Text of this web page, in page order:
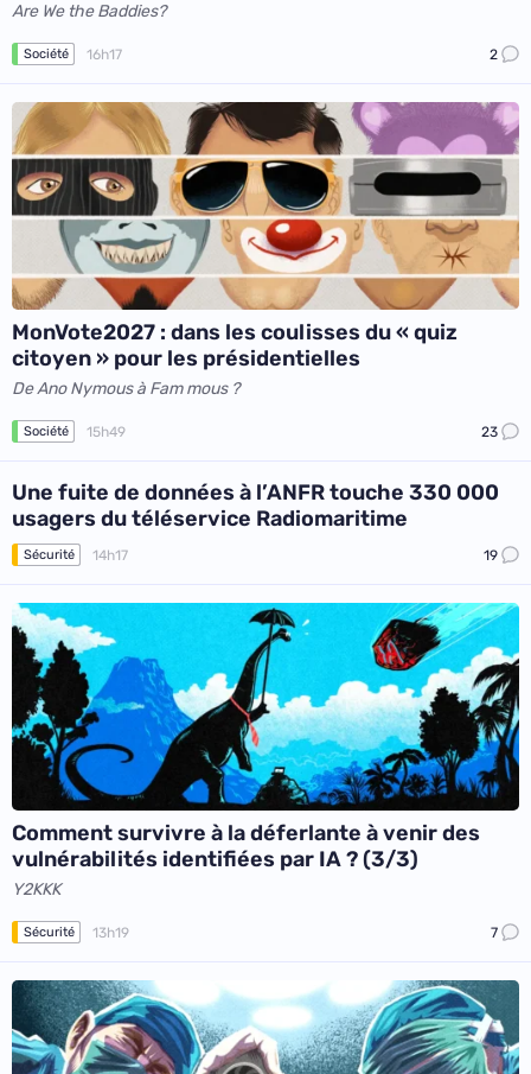
Are We the Baddies?
Société 16h17 2
MonVote2027 : dans les coulisses du « quiz
citoyen » pour les présidentielles
De Ano Nymous à Fam mous ?
Société 15h49 23
Une fuite de données à l’ANFR touche 330 000
usagers du téléservice Radiomaritime
Sécurité 14h17 19
Comment survivre à la déferlante à venir des
vulnérabilités identifiées par IA ? (3/3)
Y2KKK
Sécurité 13h19 7